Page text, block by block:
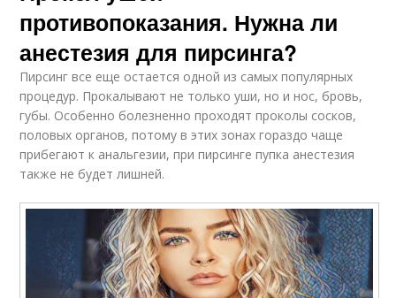
противопоказания. Нужна ли
анестезия для пирсинга?
Пирсинг все еще остается одной из самых популярных
процедур. Прокалывают не только уши, но и нос, бровь,
губы. Особенно болезненно проходят проколы сосков,
половых органов, потому в этих зонах гораздо чаще
прибегают к анальгезии, при пирсинге пупка анестезия
также не будет лишней.